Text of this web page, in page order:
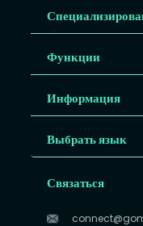
Функции
Информация
Выбрать язык
Связаться